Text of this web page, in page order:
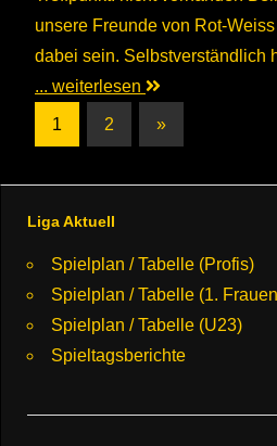
unsere Freunde von Rot-
dabei sein. Selbstverständlich
... weiterlesen
Beiträge
1 2
Nächste
»
Liga Aktuell
Spielplan / Tabelle (Profis)
Spielplan / Tabelle (1.
Spielplan / Tabelle (U23)
Spieltagsberichte